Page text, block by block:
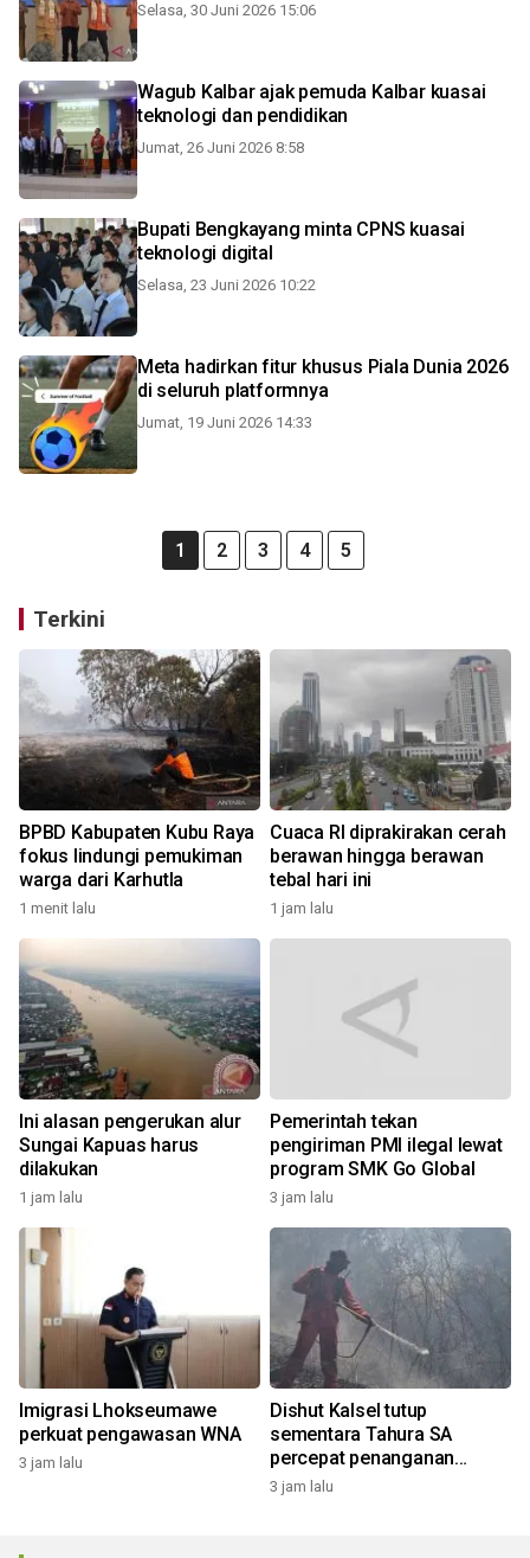
Selasa, 30 Juni 2026 15:06
Wagub Kalbar ajak pemuda Kalbar kuasai
teknologi dan pendidikan
Jumat, 26 Juni 2026 8:58
Bupati Bengkayang minta CPNS kuasai
teknologi digital
Selasa, 23 Juni 2026 10:22
Meta hadirkan fitur khusus Piala Dunia 2026
di seluruh platformnya
Jumat, 19 Juni 2026 14:33
1 2 3 4 5
Terkini
BPBD Kabupaten Kubu Raya
fokus lindungi pemukiman
warga dari Karhutla
1 menit lalu
Cuaca RI diprakirakan cerah
berawan hingga berawan
tebal hari ini
1 jam lalu
Ini alasan pengerukan alur
Sungai Kapuas harus
dilakukan
1 jam lalu
Pemerintah tekan
pengiriman PMI ilegal lewat
program SMK Go Global
3 jam lalu
Imigrasi Lhokseumawe
perkuat pengawasan WNA
3 jam lalu
Dishut Kalsel tutup
sementara Tahura SA
percepat penanganan
karhutla
3 jam lalu